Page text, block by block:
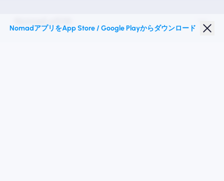
NomadアプリをApp Store / Google Playからダウンロード